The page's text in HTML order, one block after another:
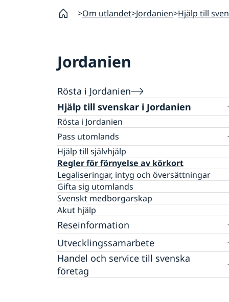
Om utlandet Jordanien Hjälp till
Jordanien
Rösta i Jordanien
Hjälp till svenskar i Jordanien
Rösta i Jordanien
Pass utomlands
Passtider
Anmälan om namn samt beställning av
samordningsnummer
Provisoriskt pass
Ansökan om pass för barn under 18 år
Förnyelse av pass för vuxna
Förlust av pass
Hjälp till självhjälp
Regler för förnyelse av körkort
Legaliseringar, intyg och översättningar
Gifta sig utomlands
Svenskt medborgarskap
Akut hjälp
Reseinformation
Ambassadens reseinformation
Aktuella händelser
Allmänna säkerhetsläget
Terrorism
Generella råd till svenskar
Inför resan
Om olyckan är framme
Utvecklingssamarbete
Det regionala utvecklingssamarbetet med
Mellanöstern och Nordafrika
Humanitärt stöd
Handel och service till svenska
företag